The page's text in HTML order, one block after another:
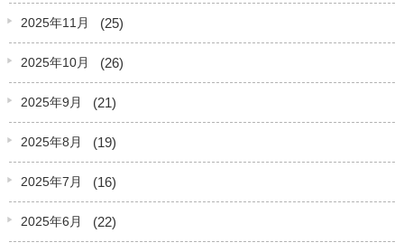
2025年11月 (25)
2025年10月 (26)
2025年9月 (21)
2025年8月 (19)
2025年7月 (16)
2025年6月 (22)